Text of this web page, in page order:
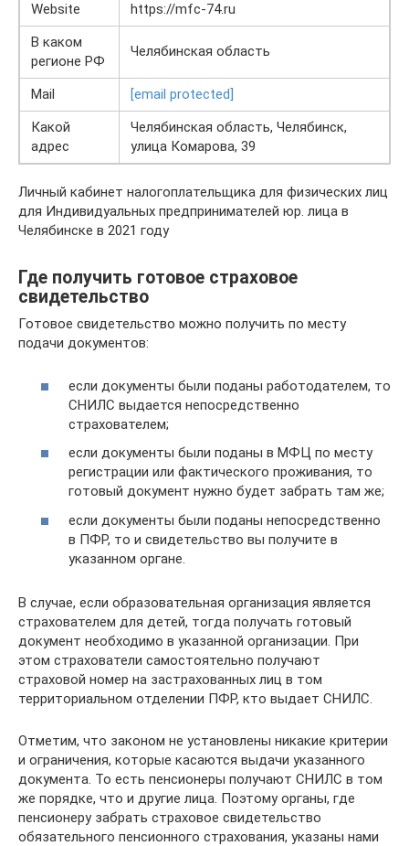
Website
https://mfc-74.ru
В каком
регионе РФ
Челябинская область
Mail
[email protected]
Какой
адрес
Челябинская область, Челябинск,
улица Комарова, 39
Личный кабинет налогоплательщика для физических лиц
для Индивидуальных предпринимателей юр. лица в
Челябинске в 2021 году
Где получить готовое страховое
свидетельство
Готовое свидетельство можно получить по месту
подачи документов:
если документы были поданы работодателем, то
СНИЛС выдается непосредственно
страхователем;
если документы были поданы в МФЦ по месту
регистрации или фактического проживания, то
готовый документ нужно будет забрать там же;
если документы были поданы непосредственно
в ПФР, то и свидетельство вы получите в
указанном органе.
В случае, если образовательная организация является
страхователем для детей, тогда получать готовый
документ необходимо в указанной организации. При
этом страхователи самостоятельно получают
страховой номер на застрахованных лиц в том
территориальном отделении ПФР, кто выдает СНИЛС.
Отметим, что законом не установлены никакие критерии
и ограничения, которые касаются выдачи указанного
документа. То есть пенсионеры получают СНИЛС в том
же порядке, что и другие лица. Поэтому органы, где
пенсионеру забрать страховое свидетельство
обязательного пенсионного страхования, указаны нами